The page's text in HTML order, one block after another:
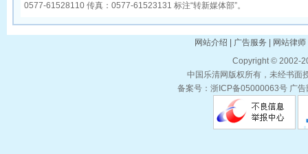
0577-61528110 传真：0577-61523131 标注“转新媒体部”。
网站介绍 | 广告服务 | 网站律
Copyright © 2002-
中国乐清网版权所有，未经书面
备案号：浙ICP备05000063号 广